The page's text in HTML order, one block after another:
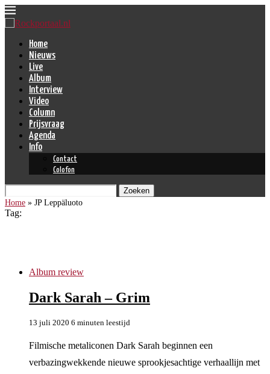
Home
Nieuws
Live
Album
Interview
Video
Column
Prijsvraag
Agenda
Info
Contact
Colofon
Zoeken
Home » JP Leppäluoto
Tag:
Album review
Dark Sarah – Grim
13 juli 2020 6 minuten leestijd
Filmische metaliconen Dark Sarah beginnen een
verbazingwekkende nieuwe sprookjesachtige verhaallijn met